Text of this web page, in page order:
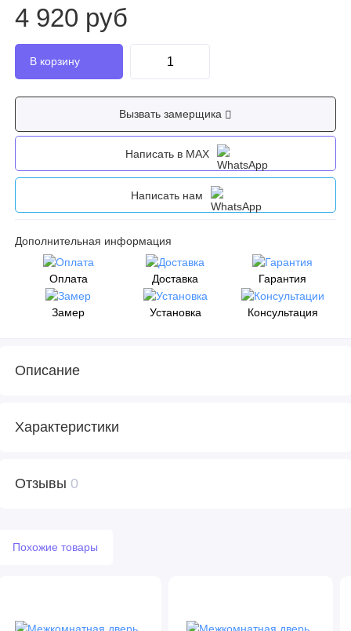
4 920 руб
Вызвать замерщика
Написать в MAX
Написать нам
Дополнительная информация
Оплата Доставка Гарантия
Замер Установка Консультация
Описание
Характеристики
Отзывы 0
Похожие товары